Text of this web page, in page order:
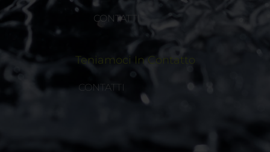
CONTATTI
Teniamoci In Contatto
CONTATTI